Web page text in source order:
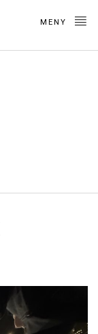
MENY